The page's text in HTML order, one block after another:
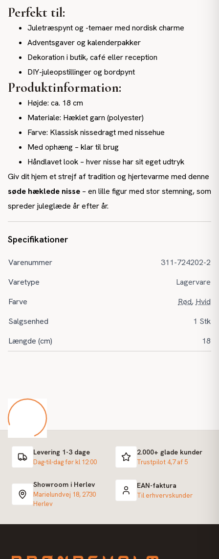
Perfekt til:
Juletræspynt og -temaer med nordisk charme
Adventsgaver og kalenderpakker
Dekoration i butik, café eller reception
DIY-juleopstillinger og bordpynt
Produktinformation:
Højde: ca. 18 cm
Materiale: Hæklet garn (polyester)
Farve: Klassisk nissedragt med nissehue
Med ophæng – klar til brug
Håndlavet look – hver nisse har sit eget udtryk
Giv dit hjem et strejf af tradition og hjertevarme med denne
søde hæklede nisse – en lille figur med stor stemning, som
spreder juleglæde år efter år.
Specifikationer
Varenummer
311-724202-2
Varetype
Lagervare
Farve
Rød, Hvid
Salgsenhed
1 Stk
Længde (cm)
18
Levering 1-3 dage
Dag-til-dag før kl 12:00
2.000+ glade kunder
Trustpilot 4,7 af 5
Showroom i Herlev
Marielundvej 18, 2730
Herlev
EAN-faktura
Til erhvervskunder